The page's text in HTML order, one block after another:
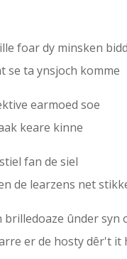
foar dy minsken
se ta ynsjoch komme
earmoed soe
keare kinne
fan de siel
de learzens net
brilledoaze ûnder syn
er de hosty dêr't it